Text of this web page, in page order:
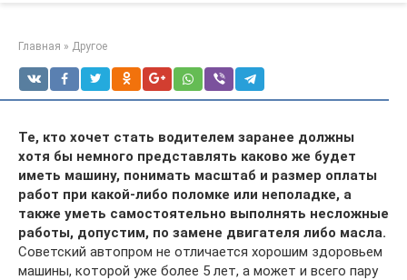
Главная » Другое
Те, кто хочет стать водителем заранее должны
хотя бы немного представлять каково же будет
иметь машину, понимать масштаб и размер оплаты
работ при какой-либо поломке или неполадке, а
также уметь самостоятельно выполнять несложные
работы, допустим, по замене двигателя либо масла.
Советский автопром не отличается хорошим здоровьем
машины, которой уже более 5 лет, а может и всего пару